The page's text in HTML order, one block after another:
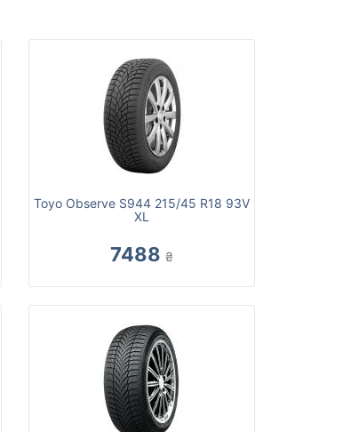
Toyo Observe S944 215/45 R18 93V
XL
7488 ₴